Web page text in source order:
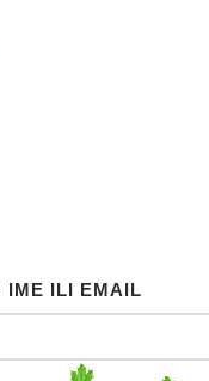
IME ILI EMAIL